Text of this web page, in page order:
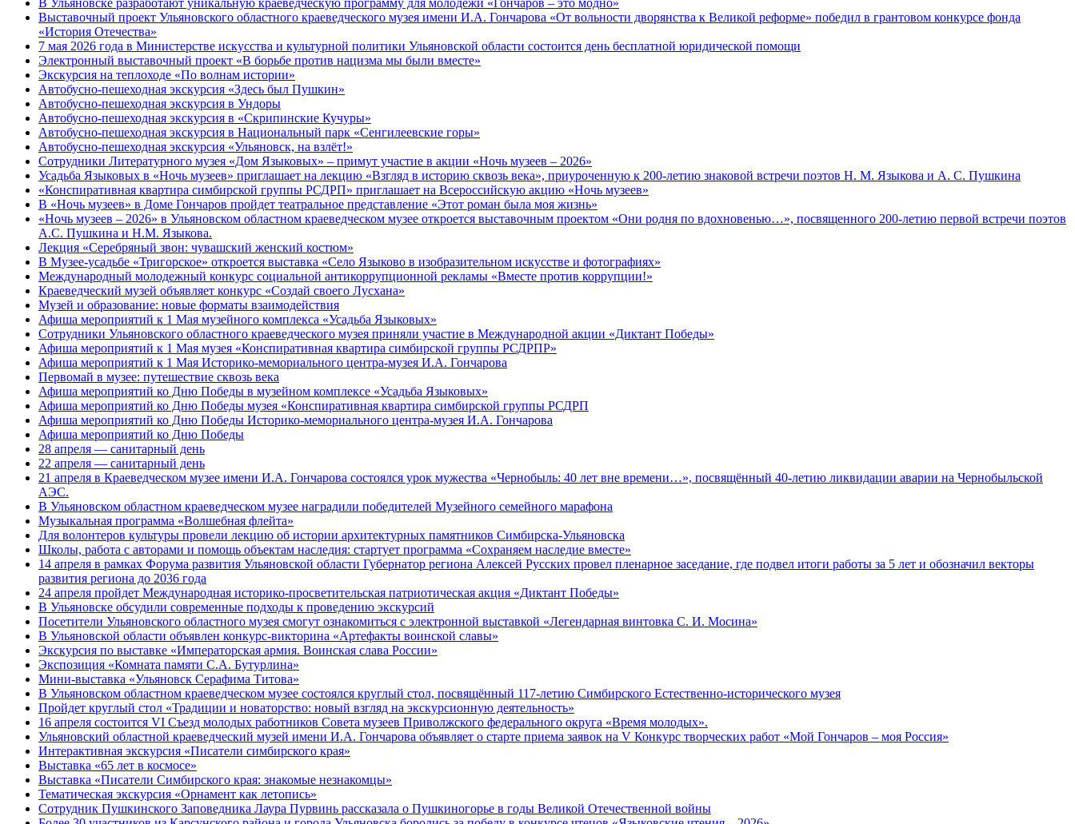
В Ульяновске разработают уникальную краеведческую программу для молодежи «Гончаров – это модно»
Выставочный проект Ульяновского областного краеведческого музея имени И.А. Гончарова «От вольности дворянства к Великой реформе» победил в грантовом конкурсе фонда
«История Отечества»
7 мая 2026 года в Министерстве искусства и культурной политики Ульяновской области состоится день бесплатной юридической помощи
Электронный выставочный проект «В борьбе против нацизма мы были вместе»
Экскурсия на теплоходе «По волнам истории»
Автобусно-пешеходная экскурсия «Здесь был Пушкин»
Автобусно-пешеходная экскурсия в Ундоры
Автобусно-пешеходная экскурсия в «Скрипинские Кучуры»
Автобусно-пешеходная экскурсия в Национальный парк «Сенгилеевские горы»
Автобусно-пешеходная экскурсия «Ульяновск, на взлёт!»
Сотрудники Литературного музея «Дом Языковых» – примут участие в акции «Ночь музеев – 2026»
Усадьба Языковых в «Ночь музеев» приглашает на лекцию «Взгляд в историю сквозь века», приуроченную к 200-летию знаковой встречи поэтов Н. М. Языкова и А. С. Пушкина
«Конспиративная квартира симбирской группы РСДРП» приглашает на Всероссийскую акцию «Ночь музеев»
В «Ночь музеев» в Доме Гончаров пройдет театральное представление «Этот роман была моя жизнь»
«Ночь музеев – 2026» в Ульяновском областном краеведческом музее откроется выставочным проектом «Они родня по вдохновенью…», посвященного 200-летию первой встречи поэтов
А.С. Пушкина и Н.М. Языкова.
Лекция «Серебряный звон: чувашский женский костюм»
В Музее-усадьбе «Тригорское» откроется выставка «Село Языково в изобразительном искусстве и фотографиях»
Международный молодежный конкурс социальной антикоррупционной рекламы «Вместе против коррупции!»
Краеведческий музей объявляет конкурс «Создай своего Лусхана»
Музей и образование: новые форматы взаимодействия
Афиша мероприятий к 1 Мая музейного комплекса «Усадьба Языковых»
Сотрудники Ульяновского областного краеведческого музея приняли участие в Международной акции «Диктант Победы»
Афиша мероприятий к 1 Мая музея «Конспиративная квартира симбирской группы РСДРПР»
Афиша мероприятий к 1 Мая Историко-мемориального центра-музея И.А. Гончарова
Первомай в музее: путешествие сквозь века
Афиша мероприятий ко Дню Победы в музейном комплексе «Усадьба Языковых»
Афиша мероприятий ко Дню Победы музея «Конспиративная квартира симбирской группы РСДРП
Афиша мероприятий ко Дню Победы Историко-мемориального центра-музея И.А. Гончарова
Афиша мероприятий ко Дню Победы
28 апреля — санитарный день
22 апреля — санитарный день
21 апреля в Краеведческом музее имени И.А. Гончарова состоялся урок мужества «Чернобыль: 40 лет вне времени…», посвящённый 40-летию ликвидации аварии на Чернобыльской
АЭС.
В Ульяновском областном краеведческом музее наградили победителей Музейного семейного марафона
Музыкальная программа «Волшебная флейта»
Для волонтеров культуры провели лекцию об истории архитектурных памятников Симбирска-Ульяновска
Школы, работа с авторами и помощь объектам наследия: стартует программа «Сохраняем наследие вместе»
14 апреля в рамках Форума развития Ульяновской области Губернатор региона Алексей Русских провел пленарное заседание, где подвел итоги работы за 5 лет и обозначил векторы
развития региона до 2036 года
24 апреля пройдет Международная историко-просветительская патриотическая акция «Диктант Победы»
В Ульяновске обсудили современные подходы к проведению экскурсий
Посетители Ульяновского областного музея смогут ознакомиться с электронной выставкой «Легендарная винтовка С. И. Мосина»
В Ульяновской области объявлен конкурс-викторина «Артефакты воинской славы»
Экскурсия по выставке «Императорская армия. Воинская слава России»
Экспозиция «Комната памяти С.А. Бутурлина»
Мини-выставка «Ульяновск Серафима Титова»
В Ульяновском областном краеведческом музее состоялся круглый стол, посвящённый 117-летию Симбирского Естественно-исторического музея
Пройдет круглый стол «Традиции и новаторство: новый взгляд на экскурсионную деятельность»
16 апреля состоится VI Съезд молодых работников Совета музеев Приволжского федерального округа «Время молодых».
Ульяновский областной краеведческий музей имени И.А. Гончарова объявляет о старте приема заявок на V Конкурс творческих работ «Мой Гончаров – моя Россия»
Интерактивная экскурсия «Писатели симбирского края»
Выставка «65 лет в космосе»
Выставка «Писатели Симбирского края: знакомые незнакомцы»
Тематическая экскурсия «Орнамент как летопись»
Сотрудник Пушкинского Заповедника Лаура Пурвинь рассказала о Пушкиногорье в годы Великой Отечественной войны